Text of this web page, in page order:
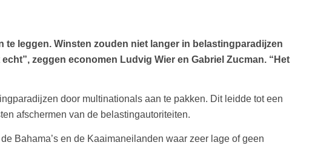
leggen. Winsten zouden niet langer in belastingparadijzen
zeggen economen Ludvig Wier en Gabriel Zucman. “Het
door multinationals aan te pakken. Dit leidde tot een
afschermen van de belastingautoriteiten.
Bahama’s en de Kaaimaneilanden waar zeer lage of geen